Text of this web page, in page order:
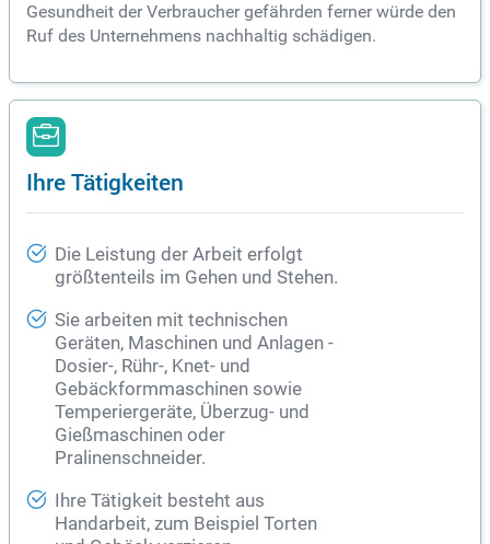
Gesundheit der Verbraucher gefährden ferner würde den
Ruf des Unternehmens nachhaltig schädigen.
Ihre Tätigkeiten
Die Leistung der Arbeit erfolgt
größtenteils im Gehen und Stehen.
Sie arbeiten mit technischen
Geräten, Maschinen und Anlagen -
Dosier-, Rühr-, Knet- und
Gebäckformmaschinen sowie
Temperiergeräte, Überzug- und
Gießmaschinen oder
Pralinenschneider.
Ihre Tätigkeit besteht aus
Handarbeit, zum Beispiel Torten